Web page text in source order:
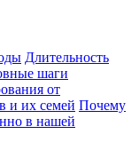
Длительность
шаги
от
и их семей Почему
в нашей